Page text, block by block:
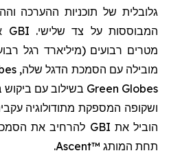
גלובלית של תוכניות ההערכה
המבוססות על צד שלישי. GBI
מטרים רבועים (מיליארד רגל
מובילה עם הסמכת הדגל שלה,
Green Globes בשילוב עם
ושקופה המספקת מתודולוגיה
הוביל את GBI להרחיב את
תחת המותג Ascent™
.